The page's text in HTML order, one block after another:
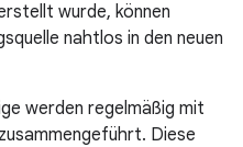
wurde, können
nahtlos in den neuen
werden regelmäßig mit
zusammengeführt. Diese